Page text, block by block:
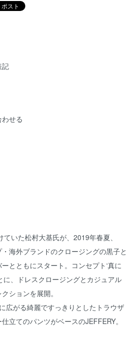
記
せる
ていた松村大基氏が、2019年春夏、
海外ブランドのクロージングの黒子と
とともにスタート。コンセプト‘真に
に、ドレスクロージングとカジュアル
ションを展開。
広がる綺麗ですっきりとしたトラウザ
立てのパンツがベースのJEFFERY。